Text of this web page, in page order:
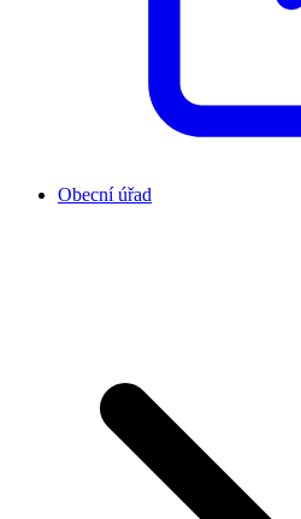
Obecní úřad